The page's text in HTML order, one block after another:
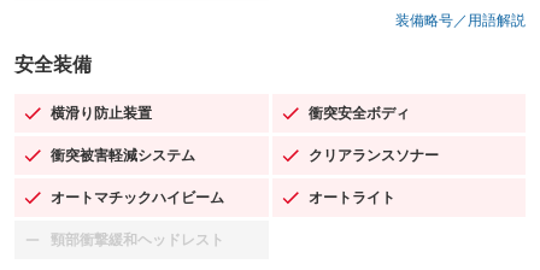
装備略号／用語解説
安全装備
横滑り防止装置
：装備あり 衝突安全ボディ
：装備あり
衝突被害軽減システム
：装備あり クリアランスソナー
：装備あり
オートマチックハイビーム
：装備あり オートライト
：装備あり
頸部衝撃緩和ヘッドレスト
：装備なし